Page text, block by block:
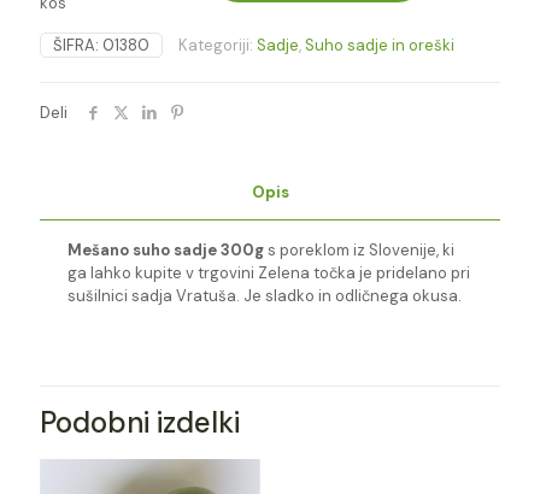
300G
(VRATUŠA)
količina
ŠIFRA: 01380 Kategoriji: Sadje,Suho sadje in oreški
Deli
Opis
Mešano suho sadje 300gs poreklom iz Slovenije, ki
ga lahko kupite v trgovini Zelena točka je pridelano pri
sušilnici sadja Vratuša. Je sladko in odličnega okusa.
Podobni izdelki